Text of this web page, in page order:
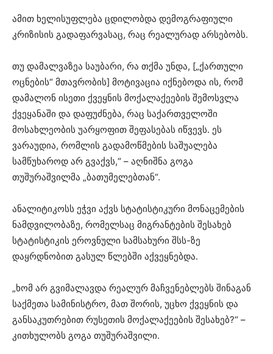
ამით ხელისუფლება ცდილობდა დემოგრაფიული
კრიზისის გადაფარვასაც, რაც რეალურად არსებობს.
თუ დამალვაზეა საუბარი, რა თქმა უნდა, [„ქართული
ოცნების“ მთავრობის] მოტივაცია იქნებოდა ის, რომ
დამალონ ისეთი ქვეყნის მოქალაქეების შემოსვლა
ქვეყანაში და დაფუძნება, რაც საქართველოში
მოსახლეობის უარყოფით შეფასებას იწვევს. ეს
ვარაუდია, რომლის გადამოწმების საშუალება
სამწუხაროდ არ გვაქვს,“ – აღნიშნა გოგა
თუშურაშვილმა „ბათუმელებთან“.
ანალიტიკოსს ეჭვი აქვს სტატისტიკური მონაცემების
ნამდვილობაზე, რომელსაც მიგრანტების შესახებ
სტატისტიკის ეროვნული სამსახური შსს-ზე
დაყრდნობით გასულ წლებში აქვეყნებდა.
„ხომ არ გვიმალავდა რეალურ მაჩვენებლებს შინაგან
საქმეთა სამინისტრო, მათ შორის, უცხო ქვეყნის და
განსაკუთრებით რუსეთის მოქალაქეების შესახებ?“ –
კითხულობს გოგა თუშურაშვილი.